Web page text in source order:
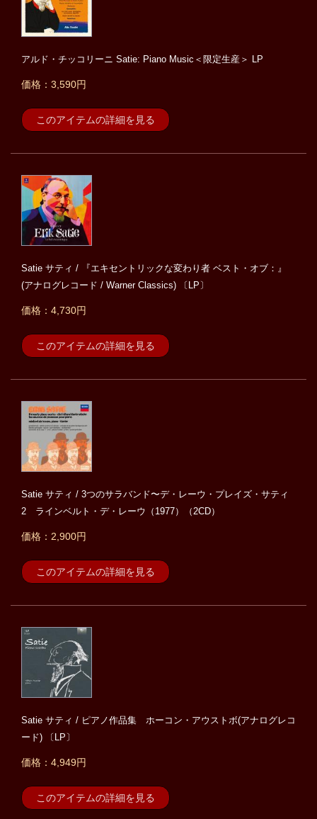
アルド・チッコリーニ Satie: Piano Music＜限定生産＞ LP
価格：3,590円
このアイテムの詳細を見る
Satie サティ / 『エキセントリックな変わり者 ベスト・オブ：』
(アナログレコード / Warner Classics) 〔LP〕
価格：4,730円
このアイテムの詳細を見る
Satie サティ / 3つのサラバンド〜デ・レーウ・プレイズ・サティ
2 ラインベルト・デ・レーウ（1977）（2CD）
価格：2,900円
このアイテムの詳細を見る
Satie サティ / ピアノ作品集 ホーコン・アウストボ(アナログレコ
ード) 〔LP〕
価格：4,949円
このアイテムの詳細を見る